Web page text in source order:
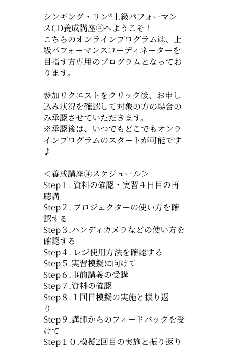
シンギング・リン®上級パフォーマン
スCD養成講座④へようこそ！
こちらのオンラインプログラムは、上
級パフォーマンスコーディネーターを
目指す方専用のプログラムとなってお
ります。
参加リクエストをクリック後、お申し
込み状況を確認して対象の方の場合の
み承認させていただきます。
※承認後は、いつでもどこでもオンラ
インプログラムのスタートが可能です
♪
＜養成講座④スケジュール＞
Step１. 資料の確認・実習４日目の再
聴講
Step２. プロジェクターの使い方を確
認する
Step３.ハンディカメラなどの使い方を
確認する
Step４. レジ使用方法を確認する
Step５.実習模擬に向けて
Step６.事前講義の受講
Step７.資料の確認
Step８.１回目模擬の実施と振り返
り
Step９.講師からのフィードバックを受
けて
Step１０.模擬2回目の実施と振り返り